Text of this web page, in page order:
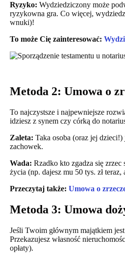
Ryzyko: Wydziedziczony może
ryzykowna gra. Co więcej,
wnuki)!
To może Cię zainteresować:
Metoda 2: Umowa o
To najczystsze i najpewniejsze
idziesz z synem czy córką do
Zaleta: Taka osoba (oraz jej
zachowek.
Wada: Rzadko kto zgadza się zrzec
życia (np. dajesz mu 50 tys. zł
Przeczytaj także: Umowa o
Metoda 3: Umowa
Jeśli Twoim głównym majątkiem
Przekazujesz własność
opłaty).